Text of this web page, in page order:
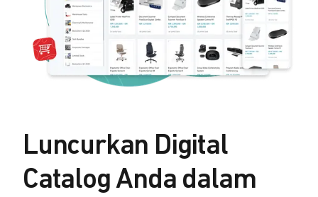
Luncurkan Digital
Catalog Anda dalam